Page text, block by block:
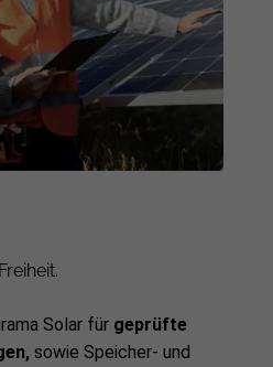
Solar für geprüfte
sowie Speicher- und